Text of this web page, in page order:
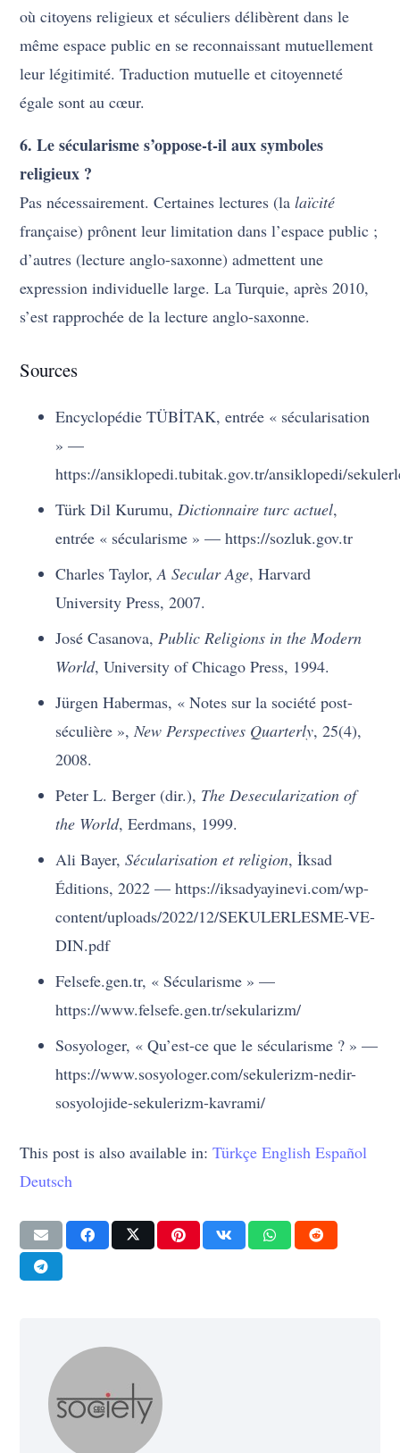
où citoyens religieux et séculiers délibèrent dans le
même espace public en se reconnaissant mutuellement
leur légitimité. Traduction mutuelle et citoyenneté
égale sont au cœur.
6. Le sécularisme s’oppose-t-il aux symboles
religieux ?
Pas nécessairement. Certaines lectures (lalaïcité
française) prônent leur limitation dans l’espace public ;
d’autres (lecture anglo-saxonne) admettent une
expression individuelle large. La Turquie, après 2010,
s’est rapprochée de la lecture anglo-saxonne.
Sources
Encyclopédie TÜBİTAK, entrée « sécularisation
» —
https://ansiklopedi.tubitak.gov.tr/ansiklopedi/
Türk Dil Kurumu,Dictionnaire turc actuel,
entrée « sécularisme » — https://sozluk.gov.tr
Charles Taylor,A Secular Age, Harvard
University Press, 2007.
José Casanova,Public Religions in the Modern
World, University of Chicago Press, 1994.
Jürgen Habermas, « Notes sur la société post-
séculière »,New Perspectives Quarterly, 25(4),
2008.
Peter L. Berger (dir.), The Desecularization of
the World, Eerdmans, 1999.
Ali Bayer,Sécularisation et religion, İksad
Éditions, 2022 — https://iksadyayinevi.com/wp-
content/uploads/2022/12/SEKULERLESME-VE-
DIN.pdf
Felsefe.gen.tr, « Sécularisme » —
https://www.felsefe.gen.tr/sekularizm/
Sosyologer, « Qu’est-ce que le sécularisme ? » —
https://www.sosyologer.com/sekulerizm-nedir-
sosyolojide-sekulerizm-kavrami/
This post is also available in:Türkçe English Español
Deutsch